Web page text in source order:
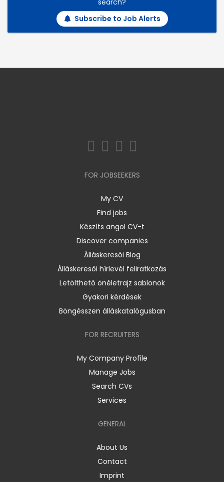
Subscribe to Job Alerts
FOR JOBSEEKERS
My CV
Find jobs
Készíts angol CV-t
Discover companies
Álláskeresői Blog
Álláskeresői hírlevél feliratkozás
Letölthető önéletrajz sablonok
Gyakori kérdések
Böngésszen álláskatalógusban
FOR RECRUITERS
My Company Profile
Manage Jobs
Search CVs
Services
GENERAL
About Us
Contact
Imprint